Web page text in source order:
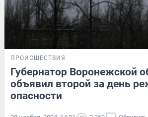
ПРОИСШЕСТВИЯ
Губернатор Воронежской
объявил второй за день
опасности